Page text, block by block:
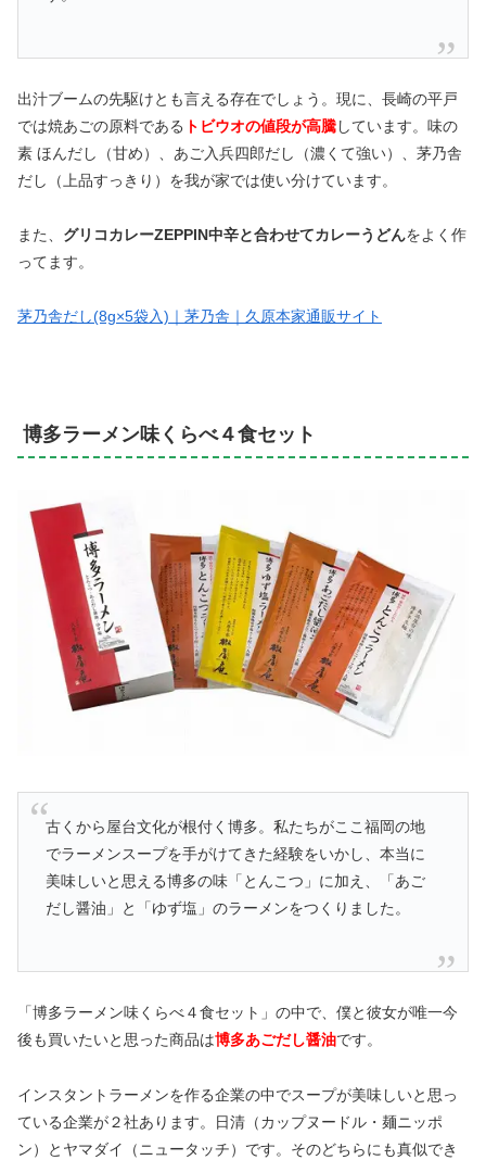
出汁ブームの先駆けとも言える存在でしょう。現に、長崎の平戸
では焼あごの原料である トビウオの値段が高騰しています。味の
素 ほんだし（甘め）、あご入兵四郎だし（濃くて強い）、茅乃舎
だし（上品すっきり）を我が家では使い分けています。
また、 グリコカレーZEPPIN中辛と合わせてカレーうどんをよく作
ってます。
茅乃舎だし(8g×5袋入)｜茅乃舎｜久原本家通販サイト
博多ラーメン味くらべ４食セット
古くから屋台文化が根付く博多。私たちがここ福岡の地
でラーメンスープを手がけてきた経験をいかし、本当に
美味しいと思える博多の味「とんこつ」に加え、「あご
だし醤油」と「ゆず塩」のラーメンをつくりました。
「博多ラーメン味くらべ４食セット」の中で、僕と彼女が唯一今
後も買いたいと思った商品は博多あごだし醤油です。
インスタントラーメンを作る企業の中でスープが美味しいと思っ
ている企業が２社あります。日清（カップヌードル・麺ニッポ
ン）とヤマダイ（ニュータッチ）です。そのどちらにも真似でき